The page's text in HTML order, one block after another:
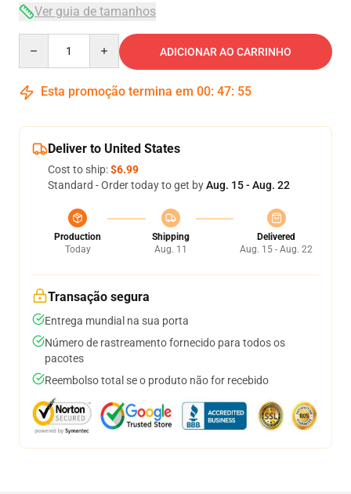
Ver guia de tamanhos
ADICIONAR AO CARRINHO
Esta promoção termina em 00: 47: 54
Deliver to United States
Cost to ship:$6.99
Standard - Order today to get byAug. 15 - Aug. 22
Production
Today
Shipping
Aug. 11
Delivered
Aug. 15 - Aug. 22
Transação segura
Entrega mundial na sua porta
Número de rastreamento fornecido para todos os
pacotes
Reembolso total se o produto não for recebido